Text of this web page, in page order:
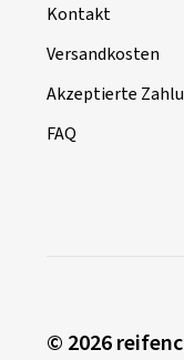
Kontakt
Versandkosten
Akzeptierte
FAQ
© 2026